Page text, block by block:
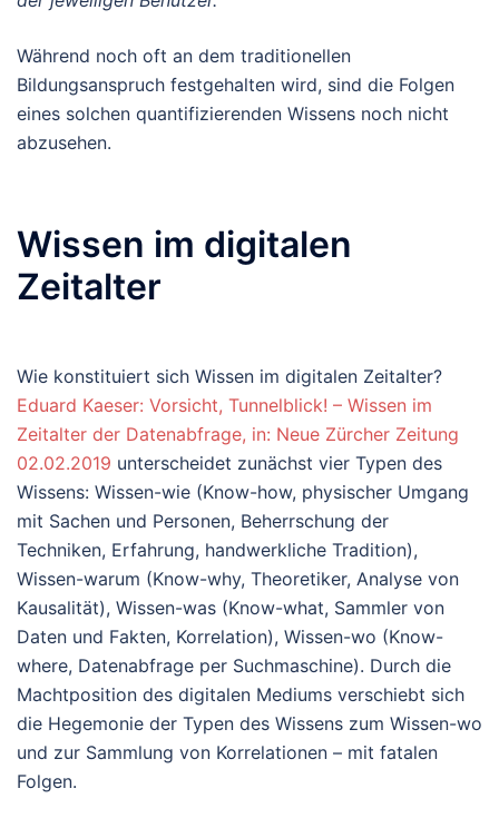
Während noch oft an dem traditionellen
Bildungsanspruch festgehalten wird, sind die Folgen
eines solchen quantifizierenden Wissens noch nicht
abzusehen.
Wissen im digitalen
Zeitalter
Wie konstituiert sich Wissen im digitalen Zeitalter?
Eduard Kaeser: Vorsicht, Tunnelblick! – Wissen im
Zeitalter der Datenabfrage, in: Neue Zürcher Zeitung
02.02.2019 unterscheidet zunächst vier Typen des
Wissens: Wissen-wie (Know-how, physischer Umgang
mit Sachen und Personen, Beherrschung der
Techniken, Erfahrung, handwerkliche Tradition),
Wissen-warum (Know-why, Theoretiker, Analyse von
Kausalität), Wissen-was (Know-what, Sammler von
Daten und Fakten, Korrelation), Wissen-wo (Know-
where, Datenabfrage per Suchmaschine). Durch die
Machtposition des digitalen Mediums verschiebt sich
die Hegemonie der Typen des Wissens zum Wissen-wo
und zur Sammlung von Korrelationen – mit fatalen
Folgen.